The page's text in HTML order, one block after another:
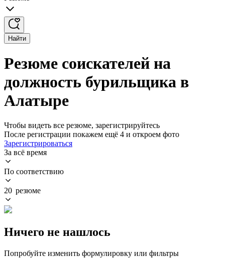
Найти
Резюме соискателей на
должность бурильщика в
Алатыре
Чтобы видеть все резюме, зарегистрируйтесь
После регистрации покажем ещё 4 и откроем фото
Зарегистрироваться
За всё время
По соответствию
20 резюме
Ничего не нашлось
Попробуйте изменить формулировку или фильтры